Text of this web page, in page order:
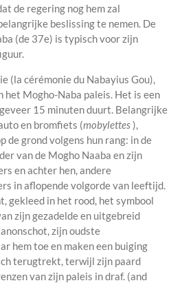
de regering nog hem zal
beslissing te nemen. De
(de 37e) is typisch voor zijn
(la cérémonie du Nabayius Gou),
Mogho-Naba paleis. Het is een
15 minuten duurt. Belangrijke
en bromfiets (mobylettes),
de grond volgens hun rang: in de
van de Mogho Naaba en zijn
en achter hen, andere
in aflopende volgorde van leeftijd.
gekleed in het rood, het symbool
zijn gezadelde en uitgebreid
zijn oudste
hem toe en maken een buiging
terugtrekt, terwijl zijn paard
van zijn paleis in draf. (and